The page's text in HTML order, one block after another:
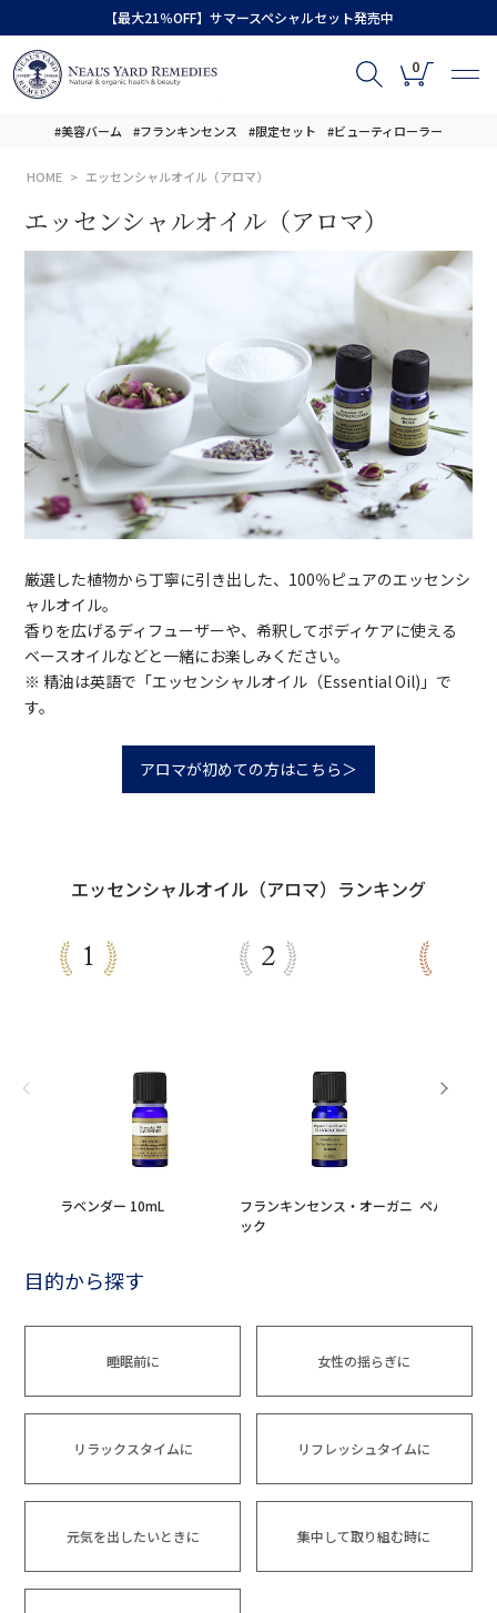
【最大21％OFF】サマースペシャルセット発売中
0
#美容バーム #フランキンセンス #限定セット #ビューティローラー
HOME エッセンシャルオイル（アロマ）
エッセンシャルオイル（アロマ）
厳選した植物から丁寧に引き出した、100％ピュアのエッセンシ
ャルオイル。
香りを広げるディフューザーや、希釈してボディケアに使える
ベースオイルなどと一緒にお楽しみください。
※ 精油は英語で「エッセンシャルオイル（Essential Oil)」で
す。
アロマが初めての方はこちら＞
エッセンシャルオイル（アロマ）ランキング
ラベンダー 10mL
フランキンセンス・オーガニ
ック
ペパーミン
目的から探す
睡眠前に 女性の揺らぎに
リラックスタイムに リフレッシュタイムに
元気を出したいときに 集中して取り組む時に